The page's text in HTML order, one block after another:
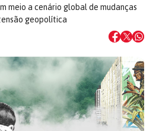
meio a cenário global de mudanças
geopolítica